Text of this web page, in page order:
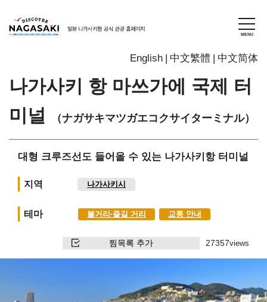
English 中文繁體 中文简体
나가사키 항 마쓰가에 국제 터
미널
（ナガサキマツガエコクサイターミナル）
대형 크루즈선도 들어올 수 있는 나가사키항 터미널
지역 나가사키시
테마 볼거리∙즐길 거리 교통 안내
찜목록 추가 27357views